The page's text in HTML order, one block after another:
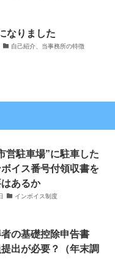
なりました
自己紹介、当事務所の特徴
営駐車場”に駐車した
イス番号付領収書を
あるか
インボイス制度
者の基礎控除申告書
出が必要？（年末調